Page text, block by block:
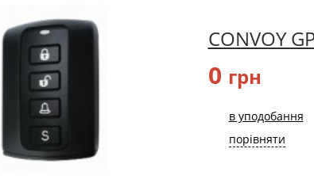
CONVOY
0 грн
в уподобання
порівняти